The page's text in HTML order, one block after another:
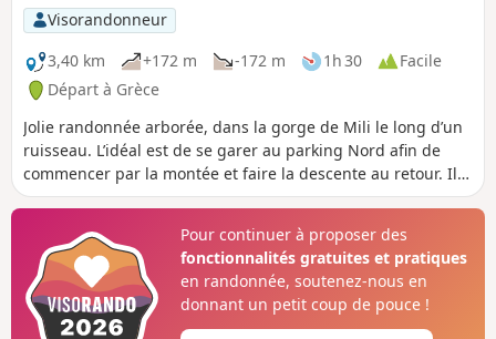
Visorandonneur
3,40 km
+172 m -172 m 1h 30
Facile
Départ à Grèce
Jolie randonnée arborée, dans la gorge de Mili le long d’un
ruisseau. L’idéal est de se garer au parking Nord afin de
commencer par la montée et faire la descente au retour. Il y
a des restaurants aux deux points. Comptez 1h45 aller
Pour continuer à proposer des
fonctionnalités gratuites et pratiques
en randonnée, soutenez-nous en
donnant un petit coup de pouce !